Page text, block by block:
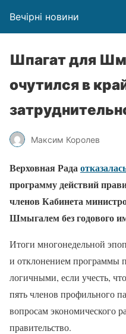
Вечірні новини
Шпагат для
очутился в
Максим Королев
Верховная Рада
программу действий
членов Кабинета
Шмыгалем без годового
Итоги многонедельной
и отклонением программы
логичными, если учесть,
пять членов профильного
вопросам экономического
правительство.